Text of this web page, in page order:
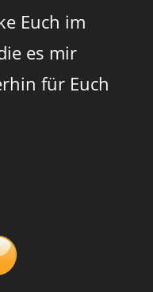
Euch im
es mir
für Euch